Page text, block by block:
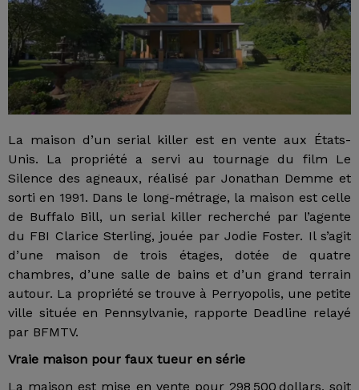
La maison d’un serial killer est en vente aux États-
Unis. La propriété a servi au tournage du film Le
Silence des agneaux, réalisé par Jonathan Demme et
sorti en 1991. Dans le long-métrage, la maison est celle
de Buffalo Bill, un serial killer recherché par l’agente
du FBI Clarice Sterling, jouée par Jodie Foster. Il s’agit
d’une maison de trois étages, dotée de quatre
chambres, d’une salle de bains et d’un grand terrain
autour. La propriété se trouve à Perryopolis, une petite
ville située en Pennsylvanie, rapporte Deadline relayé
par BFMTV.
Vraie maison pour faux tueur en série
La maison est mise en vente pour 298 500 dollars, soit